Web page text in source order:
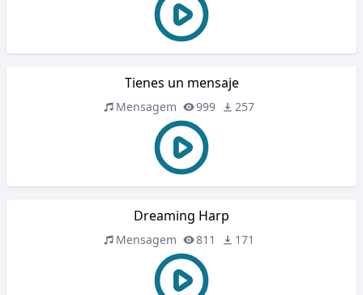
Tienes un mensaje
Mensagem 999 257
Dreaming Harp
Mensagem 811 171